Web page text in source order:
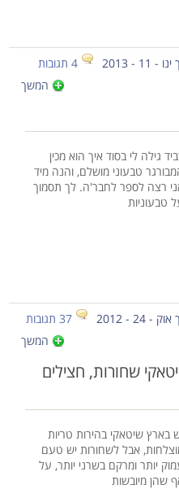
- 2013
4 תגובות
המשך
גילה לי בסוד איך הוא מכין
טבעוני מושלם, והנה מיד
רצה לספר לחבר'ה. לך תסמוך
טבעוניות
24 - 2012
37 תגובות
המשך
שחורות, חצילים
בארץ שיטאקי בהירות טריות
אבל לשחורות יש טעם
יותר ומרקם בשרני יותר, על
שהן מיובשות